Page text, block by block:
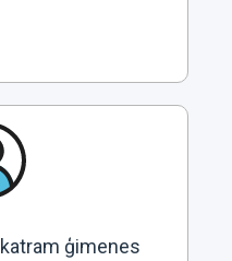
ģimenes